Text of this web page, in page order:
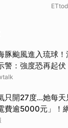
豚颱風進入琉球
警：強度恐再起伏
只開27度…她每天
費逾5000元」！